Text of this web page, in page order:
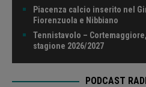
Piacenza calcio inserito nel
Fiorenzuola e Nibbiano
Tennistavolo –
stagione 2026/2027
PODCAST